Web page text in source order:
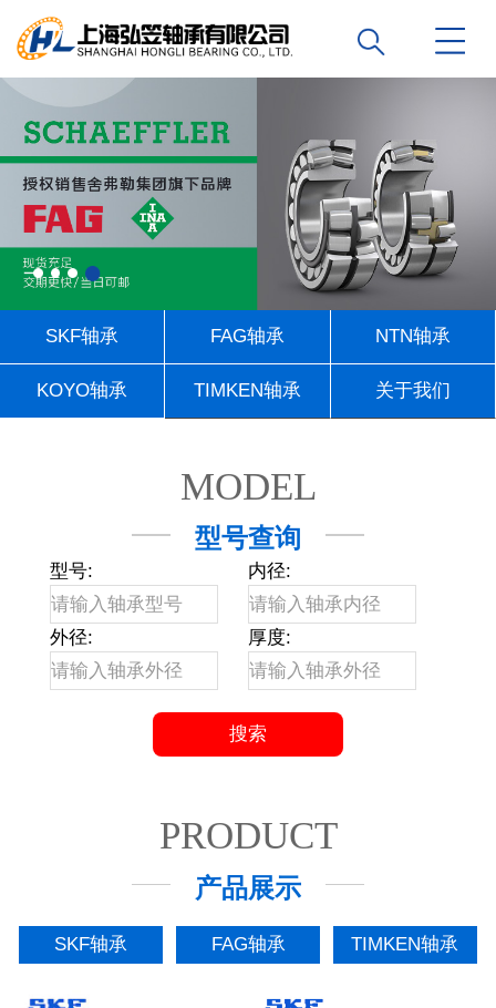
SKF轴承 FAG轴承 NTN轴承
KOYO轴承 TIMKEN轴承 关于我们
MODEL
型号查询
型号: 内径:
外径: 厚度:
PRODUCT
产品展示
SKF轴承 FAG轴承 TIMKEN轴承